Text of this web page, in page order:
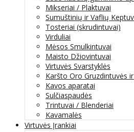
Mikseriai / Plaktuvai
Sumuštinių ir Vaflių
Tosteriai (skrudintuvai)
Virduliai
Mėsos Smulkintuvai
Maisto Džiovintuvai
Virtuvės Svarstyklės
Karšto Oro Gruzdintuvės
Kavos aparatai
Sulčiaspaudės
Trintuvai / Blenderiai
Kavamalės
Virtuvės Įrankiai